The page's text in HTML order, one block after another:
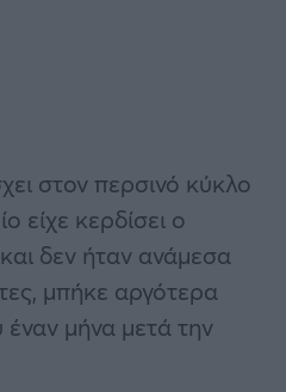
στον περσινό κύκλο
είχε κερδίσει ο
δεν ήταν ανάμεσα
μπήκε αργότερα
έναν μήνα μετά την